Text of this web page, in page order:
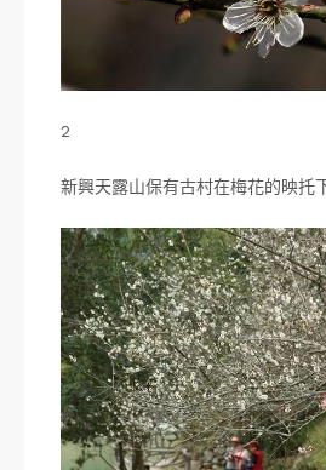
2
新興天露山保有古村在梅花的映托